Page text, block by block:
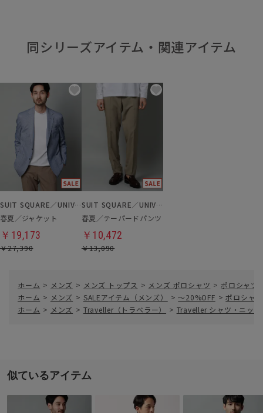
同シリーズアイテム・関連アイテム
SUIT SQUARE／UNIVERSAL LANGUAGE
春夏／ジャケット
￥19,173
￥27,390
SUIT SQUARE／UNIVERSAL LANGUAGE
春夏／テーパードパンツ
￥10,472
￥13,090
ホーム > メンズ > メンズ トップス > メンズ ポロシャツ > ポロシャツ
ホーム > メンズ > SALEアイテム（メンズ） > ～20%OFF > ポロシャ
ホーム > メンズ > Traveller（トラベラー） > Traveller シャツ・ニット